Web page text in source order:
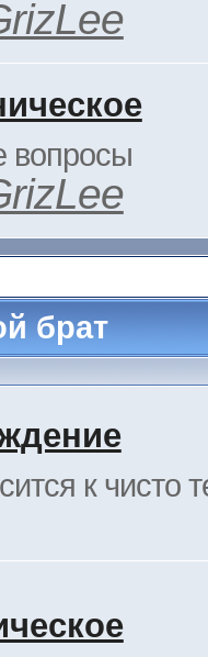
вопросы
брат
к чисто